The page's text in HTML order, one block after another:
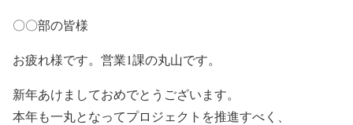
〇〇部の皆様
お疲れ様です。営業1課の丸山です。
新年あけましておめでとうございます。
本年も一丸となってプロジェクトを推進すべく、